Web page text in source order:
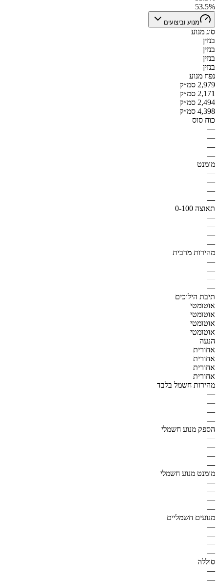
53.5%
מנוע וביצועים
סוג מנוע
בנזין
בנזין
בנזין
בנזין
נפח מנוע
2,979 סמ״ק
2,171 סמ״ק
2,494 סמ״ק
4,398 סמ״ק
כוח סוס
—
—
—
—
מומנט
—
—
—
—
תאוצה 0-100
—
—
—
—
מהירות מרבית
—
—
—
—
תיבת הילוכים
אוטומטי
אוטומטי
אוטומטי
אוטומטי
הנעה
אחורית
אחורית
אחורית
אחורית
מהירות חשמל בלבד
—
—
—
—
הספק מנוע חשמלי
—
—
—
—
מומנט מנוע חשמלי
—
—
—
—
מנועים חשמליים
—
—
—
—
סוללה
—
—